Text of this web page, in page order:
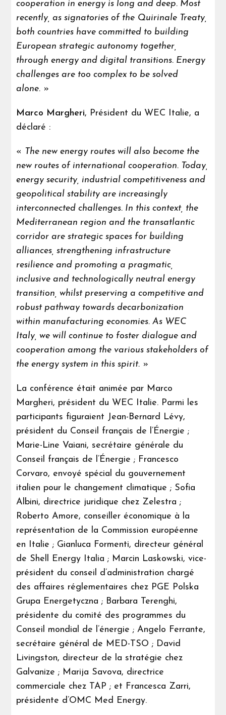
cooperation in energy is long and deep. Most
recently, as signatories of the Quirinale Treaty,
both countries have committed to building
European strategic autonomy together,
through energy and digital transitions. Energy
challenges are too complex to be solved
alone. »
Marco Margheri, Président du WEC Italie, a
déclaré :
« The new energy routes will also become the
new routes of international cooperation. Today,
energy security, industrial competitiveness and
geopolitical stability are increasingly
interconnected challenges. In this context, the
Mediterranean region and the transatlantic
corridor are strategic spaces for building
alliances, strengthening infrastructure
resilience and promoting a pragmatic,
inclusive and technologically neutral energy
transition, whilst preserving a competitive and
robust pathway towards decarbonization
within manufacturing economies. As WEC
Italy, we will continue to foster dialogue and
cooperation among the various stakeholders of
the energy system in this spirit. »
La conférence était animée par Marco
Margheri, président du WEC Italie. Parmi les
participants figuraient Jean-Bernard Lévy,
président du Conseil français de l’Énergie ;
Marie-Line Vaiani, secrétaire générale du
Conseil français de l’Énergie ; Francesco
Corvaro, envoyé spécial du gouvernement
italien pour le changement climatique ; Sofia
Albini, directrice juridique chez Zelestra ;
Roberto Amore, conseiller économique à la
représentation de la Commission européenne
en Italie ; Gianluca Formenti, directeur général
de Shell Energy Italia ; Marcin Laskowski, vice-
président du conseil d’administration chargé
des affaires réglementaires chez PGE Polska
Grupa Energetyczna ; Barbara Terenghi,
présidente du comité des programmes du
Conseil mondial de l’énergie ; Angelo Ferrante,
secrétaire général de MED-TSO ; David
Livingston, directeur de la stratégie chez
Galvanize ; Marija Savova, directrice
commerciale chez TAP ; et Francesca Zarri,
présidente d’OMC Med Energy.